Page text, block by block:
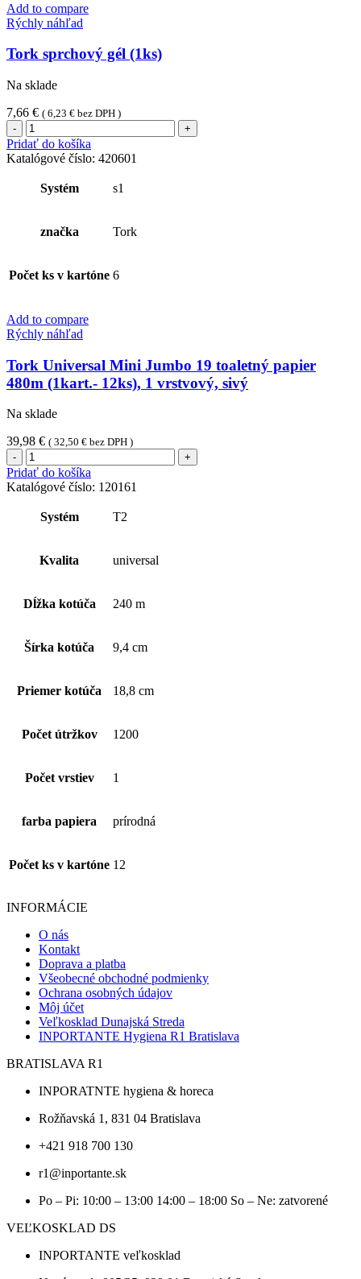
Add to compare
Rýchly náhľad
Tork sprchový gél (1ks)
Na sklade
7,66 € ( 6,23 € bez DPH )
množstvo
Tork
sprchový
(1ks)
Pridať do košíka
Katalógové číslo: 420601
Systém s1
značka Tork
Počet ks v kartóne 6
Add to compare
Rýchly náhľad
Tork Universal Mini Jumbo 19 toaletný papier
480m (1kart.- 12ks), 1 vrstvový, sivý
Na sklade
39,98 € ( 32,50 € bez DPH )
množstvo
Tork
Universal
Mini
Jumbo
papier
12ks),
sivý
Pridať do košíka
Katalógové číslo: 120161
Systém T2
Kvalita universal
Dĺžka kotúča 240 m
Šírka kotúča 9,4 cm
Priemer kotúča 18,8 cm
Počet útržkov 1200
Počet vrstiev 1
farba papiera prírodná
Počet ks v kartóne 12
INFORMÁCIE
O nás
Kontakt
Doprava a platba
Všeobecné obchodné podmienky
Ochrana osobných údajov
Môj účet
Veľkosklad Dunajská Streda
INPORTANTE Hygiena R1 Bratislava
BRATISLAVA R1
INPORATNTE hygiena & horeca
Rožňavská 1, 831 04 Bratislava
+421 918 700 130
r1@inportante.sk
Po – Pi: 10:00 – 13:00 14:00 – 18:00 So – Ne: zatvorené
VEĽKOSKLAD DS
INPORTANTE veľkosklad